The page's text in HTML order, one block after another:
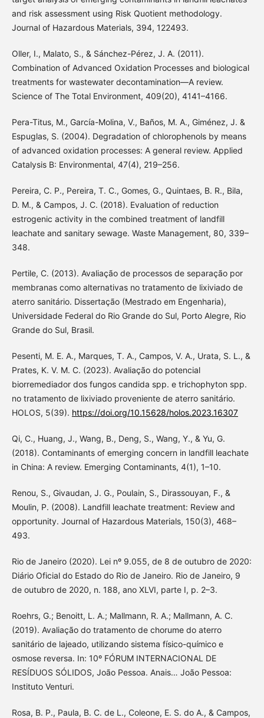
and risk assessment using Risk Quotient methodology.
Journal of Hazardous Materials, 394, 122493.
Oller, I., Malato, S., & Sánchez-Pérez, J. A. (2011).
Combination of Advanced Oxidation Processes and biological
treatments for wastewater decontamination—A review.
Science of The Total Environment, 409(20), 4141–4166.
Pera-Titus, M., Garcı́a-Molina, V., Baños, M. A., Giménez, J. &
Espuglas, S. (2004). Degradation of chlorophenols by means
of advanced oxidation processes: A general review. Applied
Catalysis B: Environmental, 47(4), 219–256.
Pereira, C. P., Pereira, T. C., Gomes, G., Quintaes, B. R., Bila,
D. M., & Campos, J. C. (2018). Evaluation of reduction
estrogenic activity in the combined treatment of landfill
leachate and sanitary sewage. Waste Management, 80, 339–
348.
Pertile, C. (2013). Avaliação de processos de separação por
membranas como alternativas no tratamento de lixiviado de
aterro sanitário. Dissertação (Mestrado em Engenharia),
Universidade Federal do Rio Grande do Sul, Porto Alegre, Rio
Grande do Sul, Brasil.
Pesenti, M. E. A., Marques, T. A., Campos, V. A., Urata, S. L., &
Prates, K. V. M. C. (2023). Avaliação do potencial
biorremediador dos fungos candida spp. e trichophyton spp.
no tratamento de lixiviado proveniente de aterro sanitário.
HOLOS, 5(39). https://doi.org/10.15628/holos.2023.16307
Qi, C., Huang, J., Wang, B., Deng, S., Wang, Y., & Yu, G.
(2018). Contaminants of emerging concern in landfill leachate
in China: A review. Emerging Contaminants, 4(1), 1–10.
Renou, S., Givaudan, J. G., Poulain, S., Dirassouyan, F., &
Moulin, P. (2008). Landfill leachate treatment: Review and
opportunity. Journal of Hazardous Materials, 150(3), 468–
493.
Rio de Janeiro (2020). Lei nº 9.055, de 8 de outubro de 2020:
Diário Oficial do Estado do Rio de Janeiro. Rio de Janeiro, 9
de outubro de 2020, n. 188, ano XLVI, parte I, p. 2–3.
Roehrs, G.; Benoitt, L. A.; Mallmann, R. A.; Mallmann, A. C.
(2019). Avaliação do tratamento de chorume do aterro
sanitário de lajeado, utilizando sistema físico-químico e
osmose reversa. In: 10º FÓRUM INTERNACIONAL DE
RESÍDUOS SÓLIDOS, João Pessoa. Anais… João Pessoa:
Instituto Venturi.
Rosa, B. P., Paula, B. C. de L., Coleone, E. S. do A., & Campos,